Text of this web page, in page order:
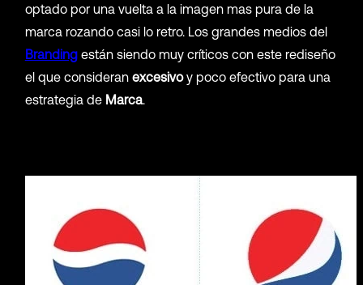
optado por una vuelta a la imagen mas pura de la
marca rozando casi lo retro. Los grandes medios del
Brandingestán siendo muy críticos con este rediseño
el que consideran excesivoy poco efectivo para una
estrategia de Marca.